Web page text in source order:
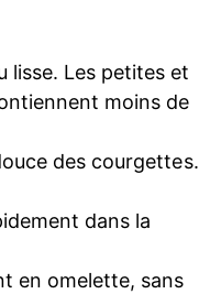
lisse. Les petites et
moins de
des courgettes.
dans la
en omelette, sans